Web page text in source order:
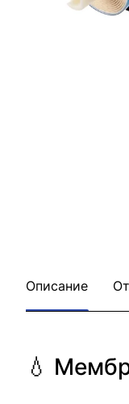
Описание
💧